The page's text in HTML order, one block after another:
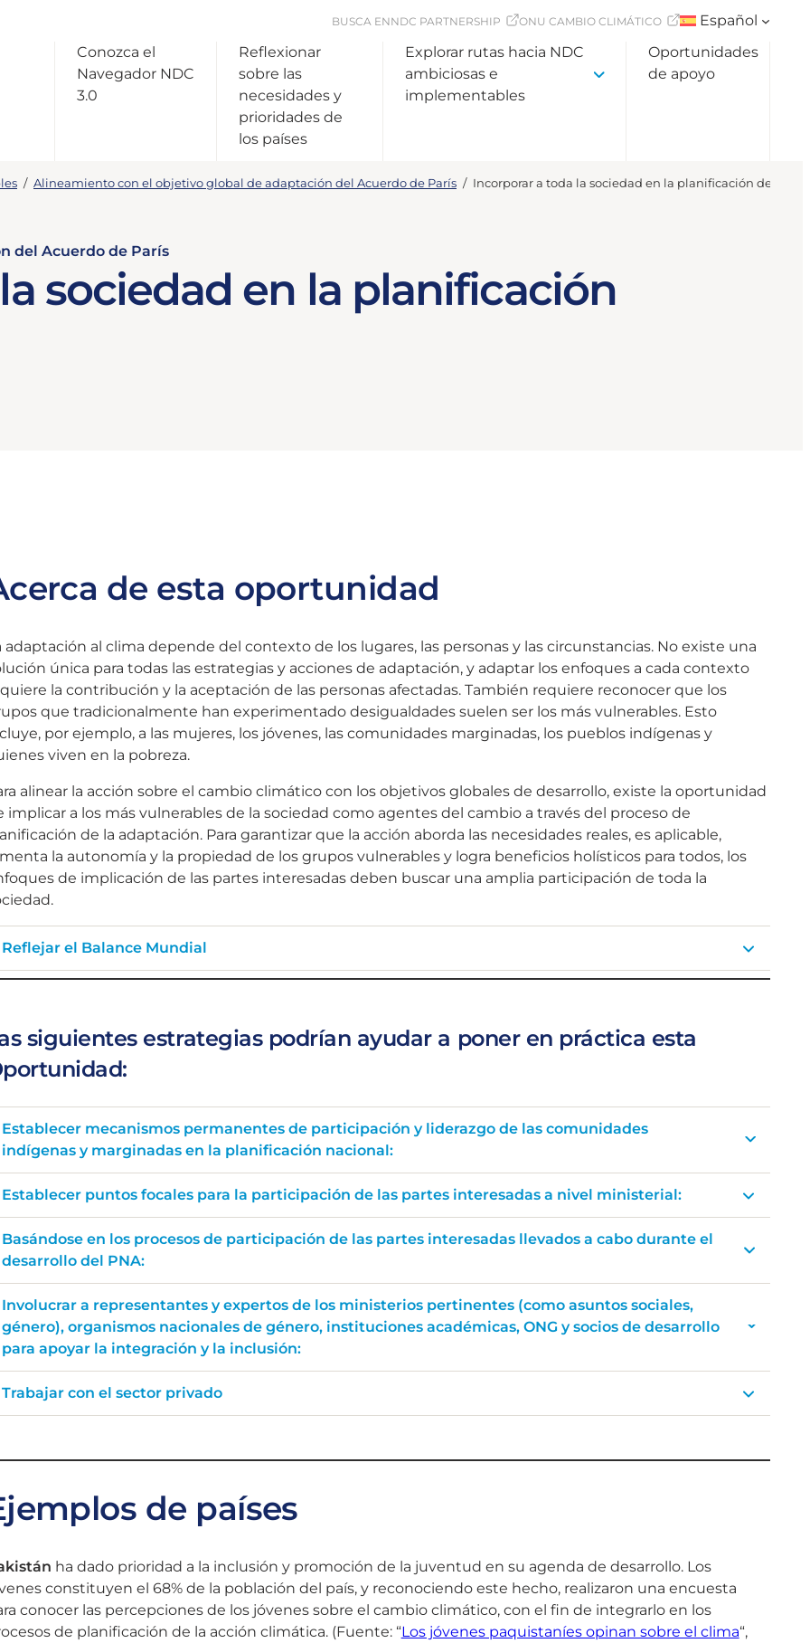
BUSCA ENNDC PARTNERSHIP ONU CAMBIO CLIMÁTICO
Español
Conozca el
Navegador NDC
3.0
Reflexionar
sobre las
necesidades y
prioridades de
los países
Explorar rutas hacia NDC
ambiciosas e
implementables
Oportunidades
de apoyo
/ Alineamiento con el objetivo global de adaptación del Acuerdo de París / Incorporar a toda la sociedad en la planificación de la
del Acuerdo de París
sociedad en la planificación
de esta oportunidad
adaptación al clima depende del contexto de los lugares, las personas y las circunstancias. No existe una
única para todas las estrategias y acciones de adaptación, y adaptar los enfoques a cada contexto
la contribución y la aceptación de las personas afectadas. También requiere reconocer que los
que tradicionalmente han experimentado desigualdades suelen ser los más vulnerables. Esto
por ejemplo, a las mujeres, los jóvenes, las comunidades marginadas, los pueblos indígenas y
viven en la pobreza.
alinear la acción sobre el cambio climático con los objetivos globales de desarrollo, existe la oportunidad
implicar a los más vulnerables de la sociedad como agentes del cambio a través del proceso de
de la adaptación. Para garantizar que la acción aborda las necesidades reales, es aplicable,
la autonomía y la propiedad de los grupos vulnerables y logra beneficios holísticos para todos, los
de implicación de las partes interesadas deben buscar una amplia participación de toda la
Reflejar el Balance Mundial
siguientes estrategias podrían ayudar a poner en práctica esta
Establecer mecanismos permanentes de participación y liderazgo de las comunidades
indígenas y marginadas en la planificación nacional:
Establecer puntos focales para la participación de las partes interesadas a nivel ministerial:
Basándose en los procesos de participación de las partes interesadas llevados a cabo durante el
desarrollo del PNA:
Involucrar a representantes y expertos de los ministerios pertinentes (como asuntos sociales,
género), organismos nacionales de género, instituciones académicas, ONG y socios de desarrollo
para apoyar la integración y la inclusión:
Trabajar con el sector privado
de países
ha dado prioridad a la inclusión y promoción de la juventud en su agenda de desarrollo. Los
constituyen el 68% de la población del país, y reconociendo este hecho, realizaron una encuesta
conocer las percepciones de los jóvenes sobre el cambio climático, con el fin de integrarlo en los
de planificación de la acción climática. (Fuente: “Los jóvenes paquistaníes opinan sobre el clima“,